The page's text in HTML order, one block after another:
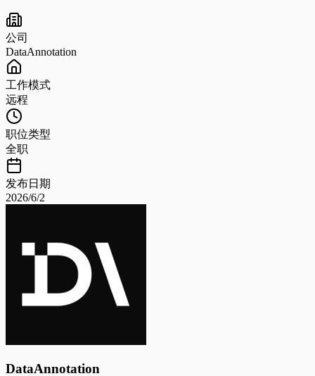
公司
DataAnnotation
工作模式
远程
职位类型
全职
发布日期
2026/6/2
DataAnnotation